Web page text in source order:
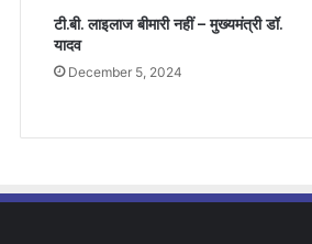
टी.बी. लाइलाज बीमारी नहीं – मुख्यमंत्री डॉ.
यादव
December 5, 2024